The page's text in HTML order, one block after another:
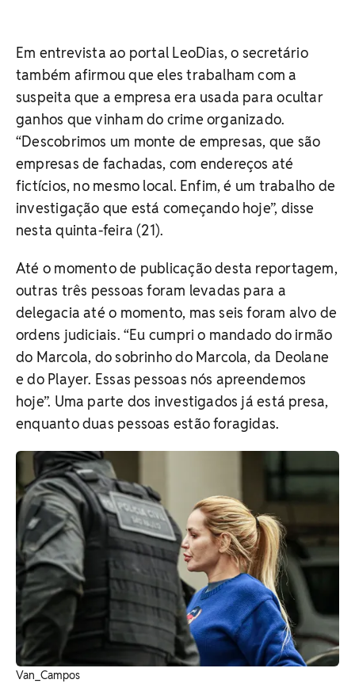
Em entrevista ao portal LeoDias, o secretário
também afirmou que eles trabalham com a
suspeita que a empresa era usada para ocultar
ganhos que vinham do crime organizado.
“Descobrimos um monte de empresas, que são
empresas de fachadas, com endereços até
fictícios, no mesmo local. Enfim, é um trabalho de
investigação que está começando hoje”, disse
nesta quinta-feira (21).
Até o momento de publicação desta reportagem,
outras três pessoas foram levadas para a
delegacia até o momento, mas seis foram alvo de
ordens judiciais. “Eu cumpri o mandado do irmão
do Marcola, do sobrinho do Marcola, da Deolane
e do Player. Essas pessoas nós apreendemos
hoje”. Uma parte dos investigados já está presa,
enquanto duas pessoas estão foragidas.
Van_Campos